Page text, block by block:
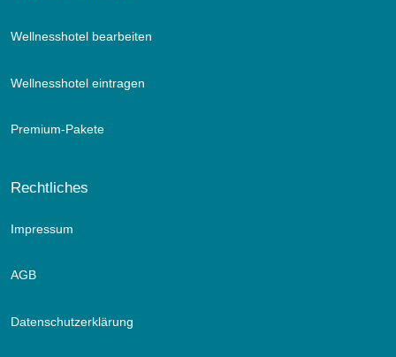
Wellnesshotel bearbeiten
Wellnesshotel eintragen
Premium-Pakete
Rechtliches
Impressum
AGB
Datenschutzerklärung